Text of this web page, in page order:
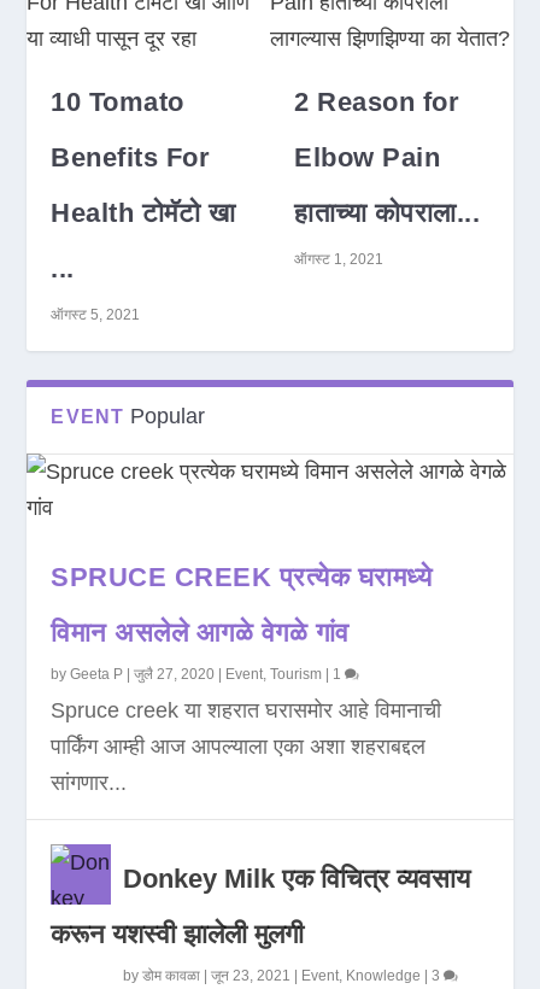
10 Tomato
Benefits For
Health टोमॅटो खा
...
ऑगस्ट 5, 2021
2 Reason for
Elbow Pain
हाताच्या कोपराला...
ऑगस्ट 1, 2021
EVENT Popular
SPRUCE CREEK प्रत्येक घरामध्ये
विमान असलेले आगळे वेगळे गांव
byGeeta P |जुलै 27, 2020 Event,Tourism 1
Spruce creek या शहरात घरासमोर आहे विमानाची
पार्किंग आम्ही आज आपल्याला एका अशा शहराबद्दल
सांगणार...
Donkey Milk एक विचित्र व्यवसाय
करून यशस्वी झालेली मुलगी
byडोम कावळा |जून 23, 2021 Event, Knowledge |3